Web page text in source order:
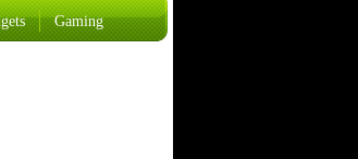
Gaming